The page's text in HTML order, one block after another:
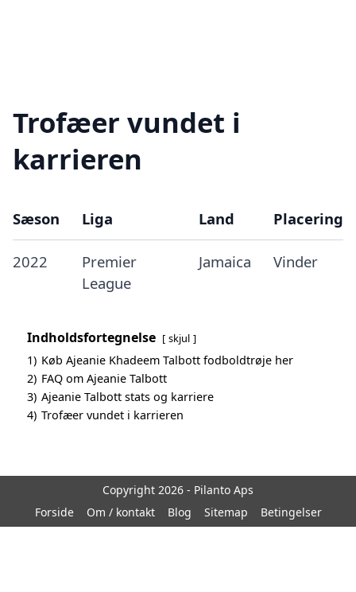
Trofæer vundet i
karrieren
Sæson Liga Land Placering
2022
Premier
League
Jamaica Vinder
Indholdsfortegnelse skjul
1) Køb Ajeanie Khadeem Talbott fodboldtrøje her
2) FAQ om Ajeanie Talbott
3) Ajeanie Talbott stats og karriere
4) Trofæer vundet i karrieren
Copyright 2026 - Pilanto Aps
Forside
Om / kontakt Blog Sitemap Betingelser